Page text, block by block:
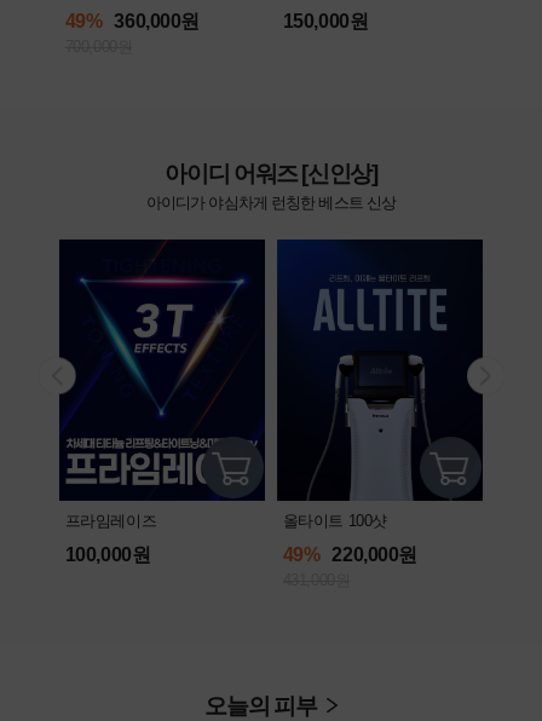
49% 360,000원 150,000원
아이디 어워즈 [신인상]
아이디가 야심차게 런칭한 베스트 신상
프라임레이즈
100,000원
올타이트 100샷
49% 220,000원
오늘의 피부